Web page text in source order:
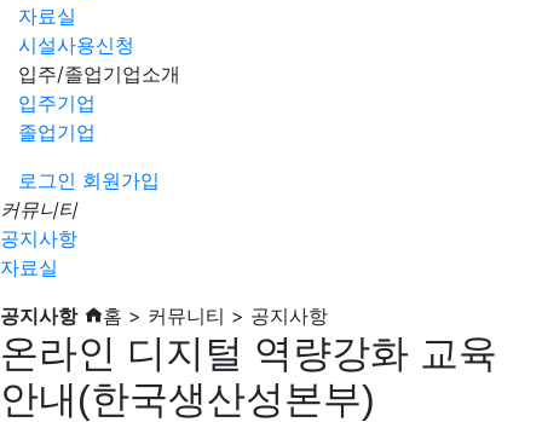
자료실
시설사용신청
입주/졸업기업소개
입주기업
졸업기업
로그인 회원가입
커뮤니티
공지사항
자료실
공지사항
홈 > 커뮤니티 > 공지사항
온라인 디지털 역량강화 교육
안내(한국생산성본부)